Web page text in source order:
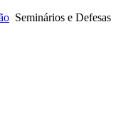
Seminários e Defesas